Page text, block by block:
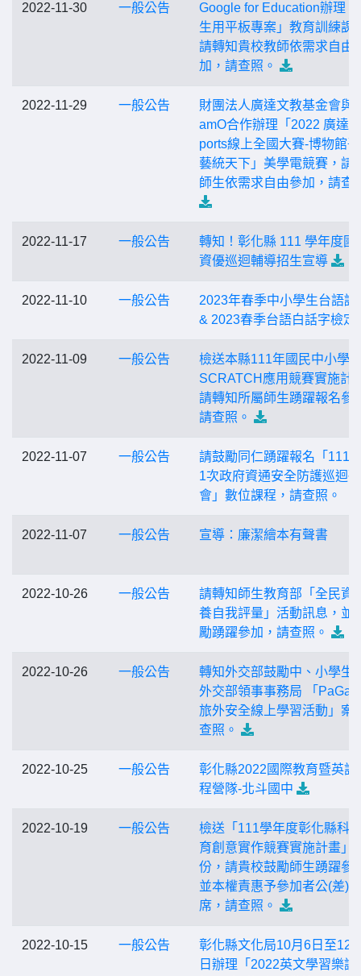
2022-11-30 一般公告
Google for Education辦理「
生用平板專案」教育訓練課
請轉知貴校教師依需求自由
加，請查照。
2022-11-29 一般公告
財團法人廣達文教基金會與
amO合作辦理「2022 廣達
ports線上全國大賽-博物館
藝統天下」美學電競賽，請
師生依需求自由參加，請查
2022-11-17 一般公告
轉知！彰化縣 111 學年度國
資優巡迴輔導招生宣導
2022-11-10 一般公告
2023年春季中小學生台語認
& 2023春季台語白話字檢定
2022-11-09 一般公告
檢送本縣111年國民中小學
SCRATCH應用競賽實施計
請轉知所屬師生踴躍報名參
請查照。
2022-11-07 一般公告
請鼓勵同仁踴躍報名「111
1次政府資通安全防護巡迴
會」數位課程，請查照。
2022-11-07 一般公告 宣導：廉潔繪本有聲書
2022-10-26 一般公告
請轉知師生教育部「全民資
養自我評量」活動訊息，並
勵踴躍參加，請查照。
2022-10-26 一般公告
轉知外交部鼓勵中、小學生
外交部領事事務局 「
旅外安全線上學習活動」案
查照。
2022-10-25 一般公告
彰化縣2022國際教育暨英語
程營隊-北斗國中
2022-10-19 一般公告
檢送「111學年度彰化縣科
育創意實作競賽實施計畫」1
份，請貴校鼓勵師生踴躍參
並本權責惠予參加者公(差)
席，請查照。
2022-10-15 一般公告
彰化縣文化局10月6日至12
日辦理「2022英文學習樂讀